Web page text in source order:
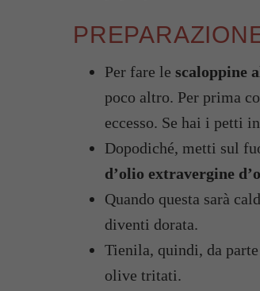
Per fare le scaloppine
poco altro. Per prima
eccesso. Se hai i petti
Dopodiché, metti sul
d’olio extravergine
Quando questa sarà
diventi dorata.
Tienila, quindi, da
olive tritati.